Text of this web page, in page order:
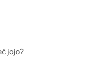
jojo?